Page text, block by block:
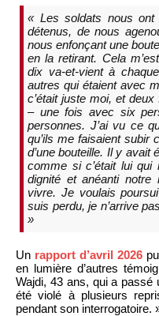
« Les soldats nous
détenus, de nous
nous enfonçant une
en la retirant. Cela
dix va-et-vient à
autres qui étaient avec
c’était juste moi, et deux
– une fois avec six
personnes. J’ai vu ce
qu’ils me faisaient subir
d’une bouteille. Il y avait
comme si c’était lui qui
dignité et anéanti
vivre. Je voulais
suis perdu, je n’arrive
»
Un rapport d’avril 2026
en lumière d’autres
Wajdi, 43 ans, qui a passé
été violé à plusieurs
pendant son interrogatoire.